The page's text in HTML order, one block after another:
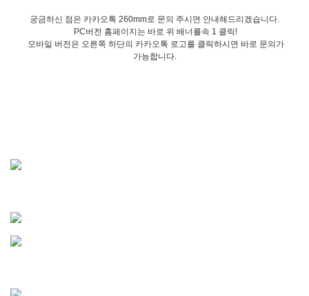
궁금하신 점은 카카오톡 260mm로 문의 주시면 안내해드리겠습니다.
PC버전 홈페이지는 바로 위 배너를속 1 클릭!
모바일 버전은 오른쪽 하단의 카카오톡 로고를 클릭하시면 바로 문의가
가능합니다.